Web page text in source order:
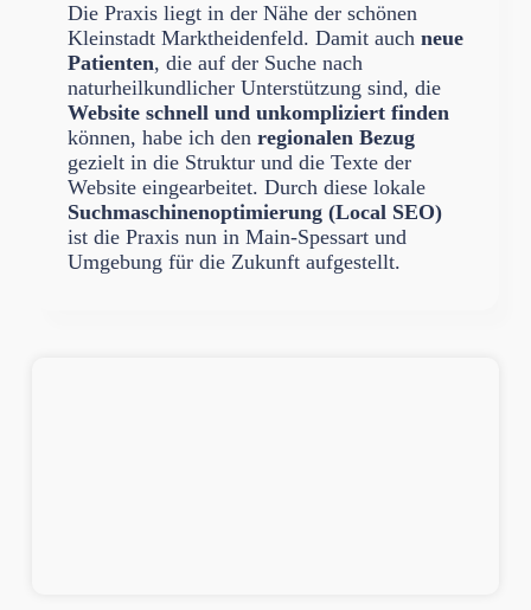
Die Praxis liegt in der Nähe der schönen
Kleinstadt Marktheidenfeld. Damit auch neue
Patienten, die auf der Suche nach
naturheilkundlicher Unterstützung sind, die
Website schnell und unkompliziert finden
können, habe ich den regionalen Bezug
gezielt in die Struktur und die Texte der
Website eingearbeitet. Durch diese lokale
Suchmaschinenoptimierung (Local SEO)
ist die Praxis nun in Main-Spessart und
Umgebung für die Zukunft aufgestellt.